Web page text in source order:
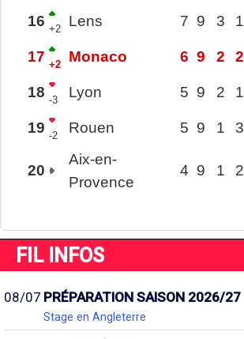
16 +2 Lens 7 9 3 1
17 +2 Monaco 6 9 2 2
18 -3 Lyon 5 9 2 1
19 -2 Rouen 5 9 1 3
20
Aix-en-
Provence
4 9 1 2
FIL INFOS
08/07 PRÉPARATION SAISON 2026/27
Stage en Angleterre